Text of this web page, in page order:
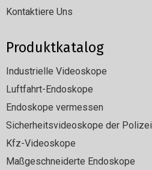
Kontaktiere Uns
Produktkatalog
Industrielle Videoskope
Luftfahrt-Endoskope
Endoskope vermessen
Sicherheitsvideoskope der Polizei
Kfz-Videoskope
Maßgeschneiderte Endoskope